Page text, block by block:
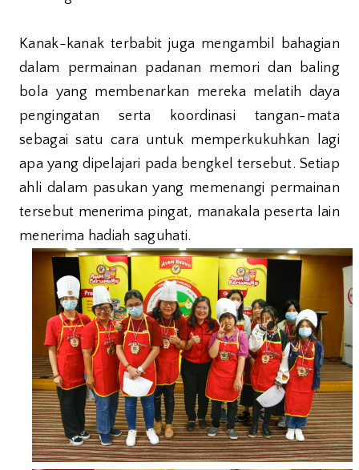
Kanak-kanak terbabit juga mengambil bahagian
dalam permainan padanan memori dan baling
bola yang membenarkan mereka melatih daya
pengingatan serta koordinasi tangan-mata
sebagai satu cara untuk memperkukuhkan lagi
apa yang dipelajari pada bengkel tersebut. Setiap
ahli dalam pasukan yang memenangi permainan
tersebut menerima pingat, manakala peserta lain
menerima hadiah saguhati.